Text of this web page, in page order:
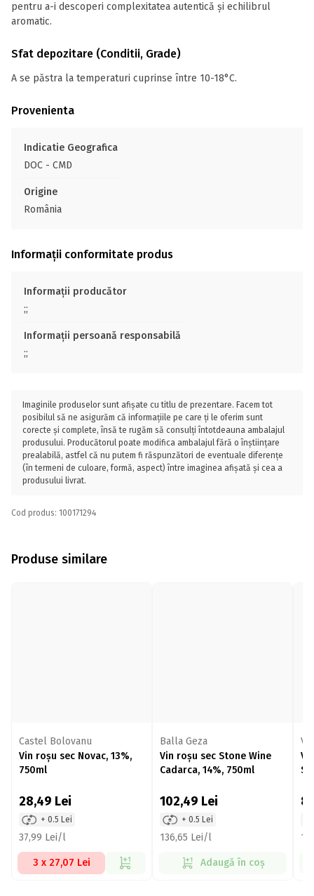
pentru a-i descoperi complexitatea autentică și echilibrul
aromatic.
Sfat depozitare (Conditii, Grade)
A se păstra la temperaturi cuprinse între 10-18°C.
Provenienta
Indicatie Geografica
DOC - CMD
Origine
România
Informații conformitate produs
Informații producător
;;
Informații persoană responsabilă
;;
Imaginile produselor sunt afișate cu titlu de prezentare. Facem tot
posibilul să ne asigurăm că informațiile pe care ți le oferim sunt
corecte și complete, însă te rugăm să consulți întotdeauna ambalajul
produsului. Producătorul poate modifica ambalajul fără o înștiințare
prealabilă, astfel că nu putem fi răspunzători de eventuale diferențe
(în termeni de culoare, formă, aspect) între imaginea afișată și cea a
produsului livrat.
Cod produs: 100171294
Produse similare
Castel Bolovanu
Vin roșu sec Novac, 13%,
750ml
28,49 Lei
+ 0.5 Lei
37,99 Lei/l
3 x 27,07 Lei
Balla Geza
Vin roșu sec Stone Wine
Cadarca, 14%, 750ml
102,49 Lei
+ 0.5 Lei
136,65 Lei/l
Adaugă în coș